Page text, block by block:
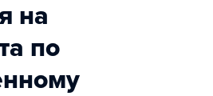
на
по